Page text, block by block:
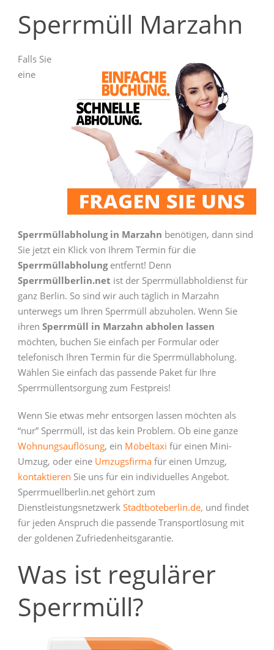
Sperrmüll Marzahn
Falls Sie
eine
Sperrmüllabholung in Marzahn benötigen, dann sind
Sie jetzt ein Klick von Ihrem Termin für die
Sperrmüllabholungentfernt! Denn
Sperrmüllberlin.net ist der Sperrmüllabholdienst für
ganz Berlin. So sind wir auch täglich in Marzahn
unterwegs um Ihren Sperrmüll abzuholen. Wenn Sie
ihren Sperrmüll in Marzahn abholen lassen
möchten, buchen Sie einfach per Formular oder
telefonisch Ihren Termin für die Sperrmüllabholung.
Wählen Sie einfach das passende Paket für Ihre
Sperrmüllentsorgung zum Festpreis!
Wenn Sie etwas mehr entsorgen lassen möchten als
“nur” Sperrmüll, ist das kein Problem. Ob eine ganze
Wohnungsauflösung, ein Möbeltaxi für einen Mini-
Umzug, oder eine Umzugsfirma für einen Umzug,
kontaktieren Sie uns für ein individuelles Angebot.
Sperrmuellberlin.net gehört zum
Dienstleistungsnetzwerk Stadtboteberlin.de, und findet
für jeden Anspruch die passende Transportlösung mit
der goldenen Zufriedenheitsgarantie.
Was ist regulärer
Sperrmüll?